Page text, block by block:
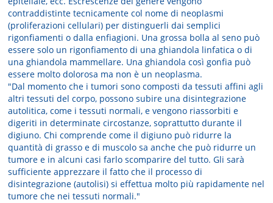
contraddistinte tecnicamente col nome di neoplasmi
(proliferazioni cellulari) per distinguerli dai semplici
rigonfiamenti o dalla enfiagioni. Una grossa bolla al seno può
essere solo un rigonfiamento di una ghiandola linfatica o di
una ghiandola mammellare. Una ghiandola così gonfia può
essere molto dolorosa ma non è un neoplasma.
"Dal momento che i tumori sono composti da tessuti affini agli
altri tessuti del corpo, possono subire una disintegrazione
autolitica, come i tessuti normali, e vengono riassorbiti e
digeriti in determinate circostanze, soprattutto durante il
digiuno. Chi comprende come il digiuno può ridurre la
quantità di grasso e di muscolo sa anche che può ridurre un
tumore e in alcuni casi farlo scomparire del tutto. Gli sarà
sufficiente apprezzare il fatto che il processo di
disintegrazione (autolisi) si effettua molto più rapidamente nel
tumore che nei tessuti normali."